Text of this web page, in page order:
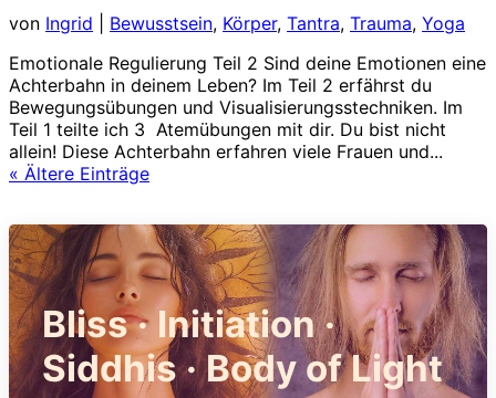
von Ingrid Bewusstsein, Körper, Tantra, Trauma, Yoga
Emotionale Regulierung Teil 2 Sind deine Emotionen eine
Achterbahn in deinem Leben? Im Teil 2 erfährst du
Bewegungsübungen und Visualisierungsstechniken. Im
Teil 1 teilte ich 3 Atemübungen mit dir. Du bist nicht
allein! Diese Achterbahn erfahren viele Frauen und...
« Ältere Einträge
Bliss · Initiation ·
Siddhis · Body of Light